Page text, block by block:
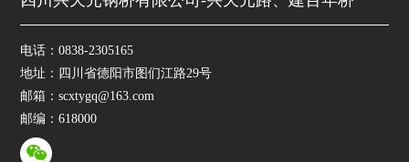
电话：0838-2305165
地址：四川省德阳市图们江路29号
邮箱：scxtygq@163.com
邮编：618000